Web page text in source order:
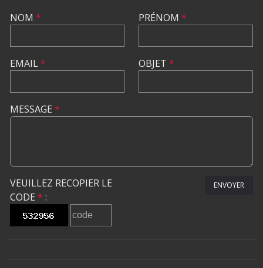
NOM *
EMAIL*
PRÉNOM *
OBJET *
MESSAGE *
VEUILLEZ RECOPIER LE
CODE * :
ENVOYER